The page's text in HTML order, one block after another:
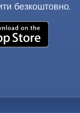
безкоштовно.